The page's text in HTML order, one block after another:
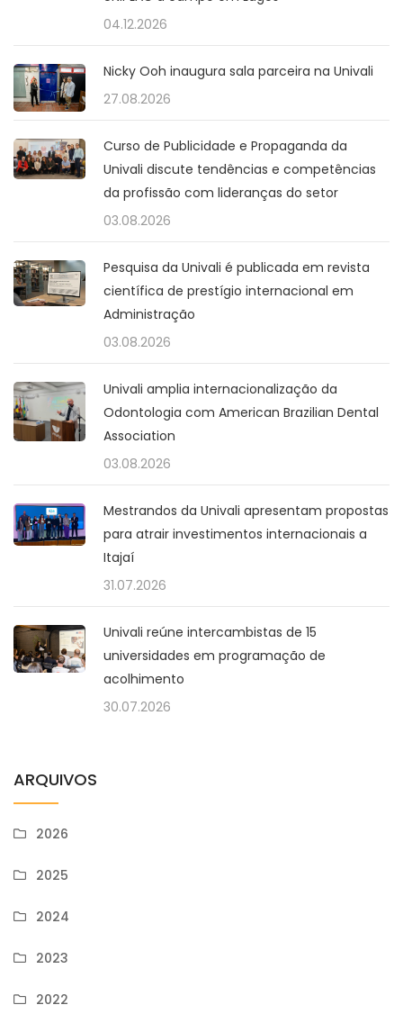
04.12.2026
Nicky Ooh inaugura sala parceira na Univali
27.08.2026
Curso de Publicidade e Propaganda da
Univali discute tendências e competências
da profissão com lideranças do setor
03.08.2026
Pesquisa da Univali é publicada em revista
científica de prestígio internacional em
Administração
03.08.2026
Univali amplia internacionalização da
Odontologia com American Brazilian Dental
Association
03.08.2026
Mestrandos da Univali apresentam propostas
para atrair investimentos internacionais a
Itajaí
31.07.2026
Univali reúne intercambistas de 15
universidades em programação de
acolhimento
30.07.2026
ARQUIVOS
2026
2025
2024
2023
2022